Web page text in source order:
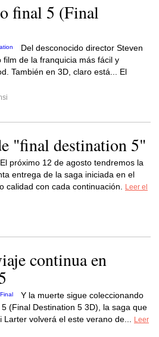
final 5 (Final
Del desconocido director Steven
de la franquicia más fácil y
También en 3D, claro está... El
"final destination 5"
El próximo 12 de agosto tendremos la
entrega de la saga iniciada en el
calidad con cada continuación.
Leer el
continua en
Y la muerte sigue coleccionando
(Final Destination 5 3D), la saga que
Larter volverá el este verano de...
Leer